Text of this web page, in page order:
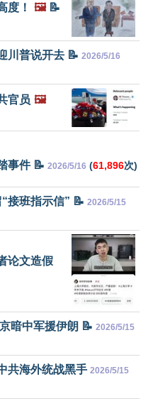
度！ 🖼️📝
川普说开去 📝 2026/5/16
官员 🖼️
事件 📝 2026/5/16 (61,896次)
接班指示信” 📝 2026/5/15
论文造假
暗中军援伊朗 📝 2026/5/15
共海外统战黑手 2026/5/15